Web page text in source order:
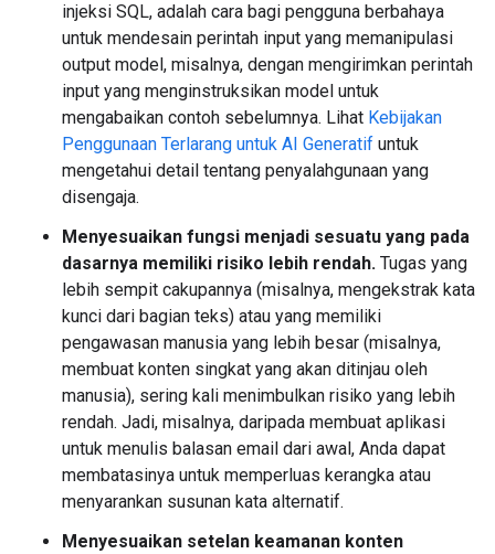
injeksi SQL, adalah cara bagi pengguna berbahaya
untuk mendesain perintah input yang memanipulasi
output model, misalnya, dengan mengirimkan perintah
input yang menginstruksikan model untuk
mengabaikan contoh sebelumnya. Lihat Kebijakan
Penggunaan Terlarang untuk AI Generatif untuk
mengetahui detail tentang penyalahgunaan yang
disengaja.
Menyesuaikan fungsi menjadi sesuatu yang pada
dasarnya memiliki risiko lebih rendah. Tugas yang
lebih sempit cakupannya (misalnya, mengekstrak kata
kunci dari bagian teks) atau yang memiliki
pengawasan manusia yang lebih besar (misalnya,
membuat konten singkat yang akan ditinjau oleh
manusia), sering kali menimbulkan risiko yang lebih
rendah. Jadi, misalnya, daripada membuat aplikasi
untuk menulis balasan email dari awal, Anda dapat
membatasinya untuk memperluas kerangka atau
menyarankan susunan kata alternatif.
Menyesuaikan setelan keamanan konten